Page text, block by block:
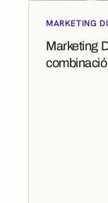
MARKETING
Marketing